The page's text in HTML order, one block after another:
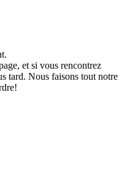
et si vous rencontrez
tard. Nous faisons tout notre